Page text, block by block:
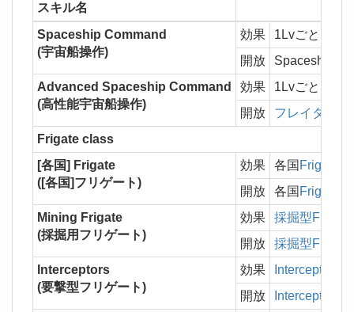
スキル名
Spaceship Command
(宇宙船操作)
効果
1Lvごとに全
開放
Spaceship
Advanced Spaceship Command
(高性能宇宙船操作)
効果 1Lvごとに
開放
フレイター
Frigate class
[各国] Frigate
([各国]フリゲート)
効果 各国 Frigate
開放
各国 Frigate
Mining Frigate
(採掘用フリゲート)
効果 採掘型Frigate
開放
採掘型Frigate
Interceptors
(要撃型フリゲート)
効果 Interceptors
開放
Interceptors